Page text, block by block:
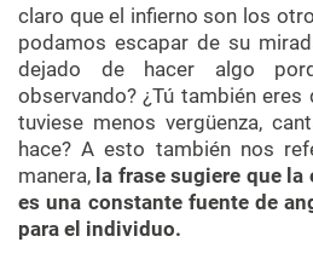
claro que el infierno son los
podamos escapar de su
dejado de hacer algo
observando? ¿Tú también
tuviese menos vergüenza,
hace? A esto también nos
manera, la frase sugiere que
es una constante fuente de
para el individuo.